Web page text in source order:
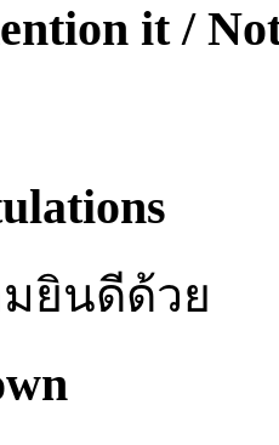
it /
ยินดีด้วย